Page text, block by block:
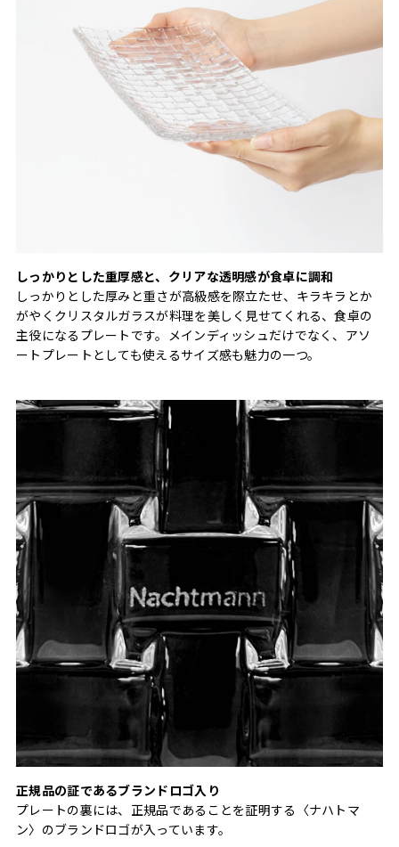
しっかりとした重厚感と、クリアな透明感が食卓に調和
しっかりとした厚みと重さが高級感を際立たせ、キラキラとか
がやくクリスタルガラスが料理を美しく見せてくれる、食卓の
主役になるプレートです。メインディッシュだけでなく、アソ
ートプレートとしても使えるサイズ感も魅力の一つ。
正規品の証であるブランドロゴ入り
プレートの裏には、正規品であることを証明する〈ナハトマ
ン〉のブランドロゴが入っています。